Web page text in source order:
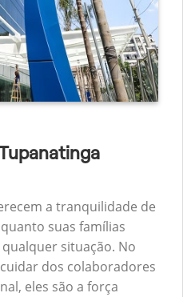
a tranquilidade de
suas famílias
situação. No
dos colaboradores
eles são a força